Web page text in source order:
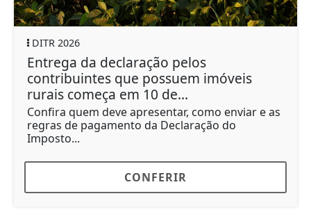
DITR 2026
Entrega da declaração pelos
contribuintes que possuem imóveis
rurais começa em 10 de...
Confira quem deve apresentar, como enviar e as
regras de pagamento da Declaração do
Imposto...
CONFERIR